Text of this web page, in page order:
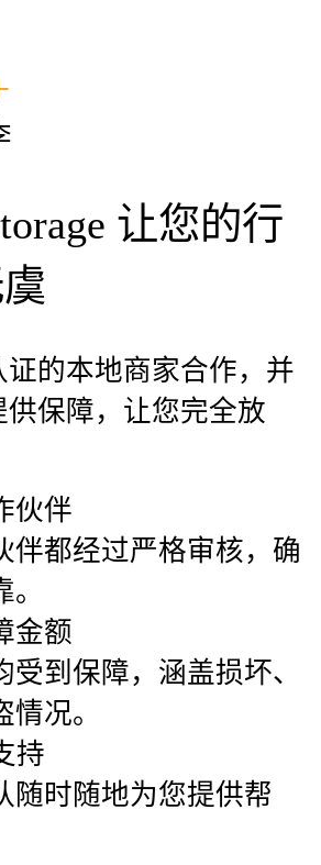
让您的行
的本地商家合作，并
供保障，让您完全放
伙伴
伴都经过严格审核，确
金额
受到保障，涵盖损坏、
况。
持
随时随地为您提供帮